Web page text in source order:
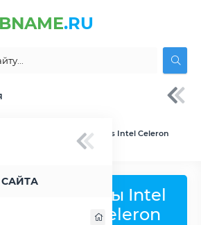
BNAME.RU
Intel Atom C3558 vs Intel Celeron
процессоры Intel
и Intel Celeron